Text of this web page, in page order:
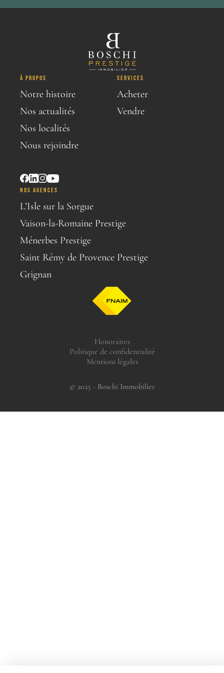
À PROPOS
Notre histoire
Nos actualités
Nos localités
Nous rejoindre
SERVICES
Acheter
Vendre
NOS AGENCES
L’Isle sur la Sorgue
Vaison-la-Romaine Prestige
Ménerbes Prestige
Saint Rémy de Provence Prestige
Grignan
Honoraires
Politique de confidentialité
Mentions légales
© 2025 - Boschi Immobilier